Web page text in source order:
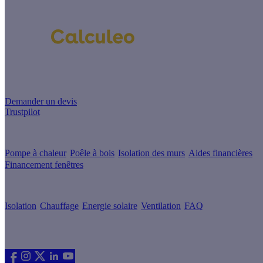
Demander un devis
Trustpilot
Pompe à chaleur Poêle à bois Isolation des murs Aides financières
Financement fenêtres
Isolation Chauffage Energie solaire Ventilation FAQ